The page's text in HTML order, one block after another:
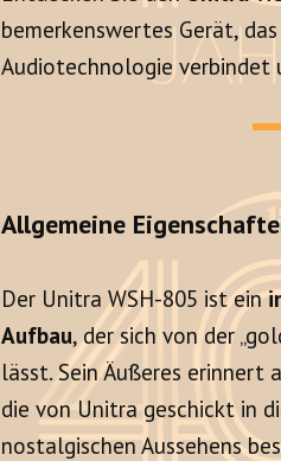
bemerkenswertes Gerät,
Audiotechnologie verbindet
Allgemeine
Der Unitra WSH-805 ist ein
Aufbau, der sich von der
lässt. Sein Äußeres erinnert
die von Unitra geschickt in
nostalgischen Aussehens